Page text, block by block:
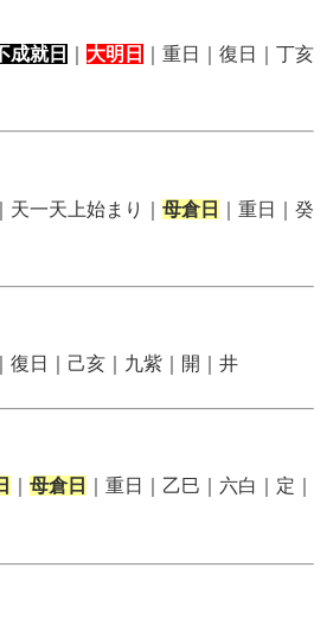
成就日 大明日
｜重日｜復日｜丁亥
天一天上始まり｜ 母倉日
｜重日｜癸
復日｜己亥｜九紫｜開｜井
母倉日
｜重日｜乙巳｜六白｜定｜